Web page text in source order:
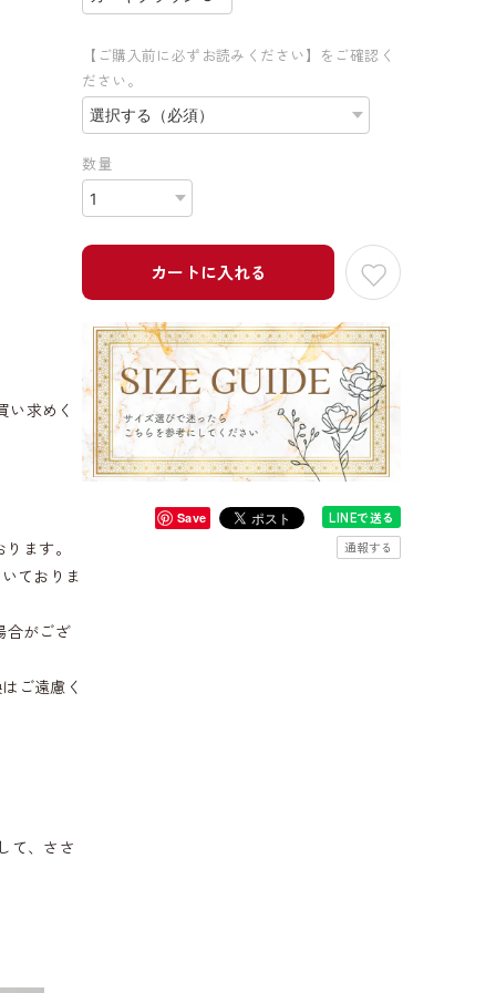
求めく
ます。
ておりま
合がござ
ご遠慮く
【ご購入前に必ずお読みください】をご確認く
ださい。
数量
カートに入れる
Save
LINEで送る
通報する
て、ささ